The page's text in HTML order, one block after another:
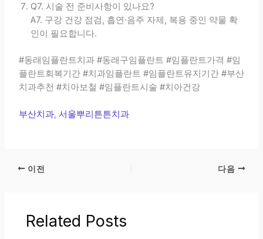
Q7. 시술 전 준비사항이 있나요?
A7. 구강 건강 점검, 흡연·음주 자제, 복용 중인 약물 확
인이 필요합니다.
#동래임플란트치과 #동래구임플란트 #임플란트가격 #임
플란트회복기간 #치과임플란트 #임플란트유지기간 #부산
치과추천 #치아보철 #임플란트시술 #치아건강
부산치과, 서울뿌리튼튼치과
이전 다음
Related Posts